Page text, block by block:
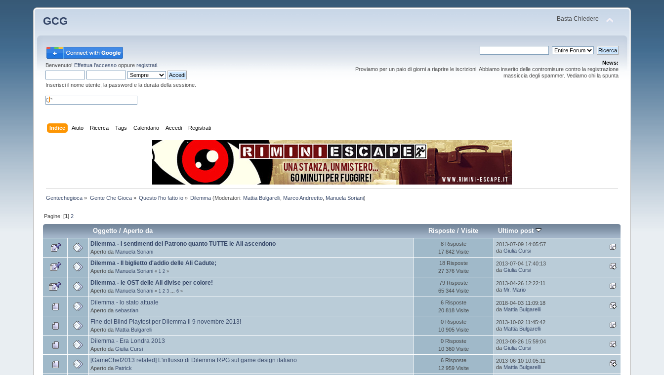
GCG Basta Chiedere
Benvenuto! Effettua l'accesso oppureregistrati
Inserisci il nome utente, la password e la durata della sessione.
News:
Proviamo per un paio di giorni a riaprire le iscrizioni. Abbiamo inserito delle contromisure contro la registrazione
massiccia degli spammer. Vediamo chi la spunta
Indice Aiuto Ricerca Tags Calendario Accedi Registrati
Gentechegioca » Gente Che Gioca» Questo l'ho fatto io » Dilemma (Moderatori: Mattia Bulgarelli Marco Andreetto Manuela Soriani)
Pagine: [1]2
Oggetto /Aperto da Risposte /Visite Ultimo post
Dilemma - I sentimenti del Patrono quanto TUTTE le Ali ascendono
Aperto da Manuela Soriani
8 Risposte
17 842 Visite
2013-07-09 14:05:57
daGiulia Cursi
Dilemma - Il biglietto d'addio delle Ali Cadute;
Aperto da Manuela Soriani « 1 2 »
18 Risposte
27 376 Visite
2013-07-04 17:40:13
daGiulia Cursi
Dilemma - le OST delle Ali divise per colore!
Aperto da Manuela Soriani « 1 2 3 ...6 »
79 Risposte
65 344 Visite
2013-04-26 12:22:11
da Mr. Mario
Dilemma - lo stato attuale
Aperto dasebastian
6 Risposte
20 818 Visite
2018-04-03 11:09:18
da Mattia Bulgarelli
Fine del Blind Playtest per Dilemma il 9 novembre 2013!
Aperto da Mattia Bulgarelli
0 Risposte
10 905 Visite
2013-10-02 11:45:42
da Mattia Bulgarelli
Dilemma - Era Londra 2013
Aperto daGiulia Cursi
0 Risposte
10 360 Visite
2013-08-26 15:59:04
daGiulia Cursi
[GameChef2013 related] L'influsso di Dilemma RPG sul game design italiano
Aperto da Patrick
6 Risposte
12 959 Visite
2013-06-10 10:05:11
da Mattia Bulgarelli